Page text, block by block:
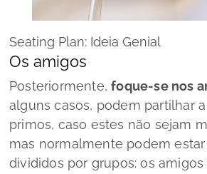
Seating Plan: Ideia Genial
Os amigos
Posteriormente,foque-se nos
alguns casos, podem partilhar
primos, caso estes não sejam
mas normalmente podem
divididos por grupos: os